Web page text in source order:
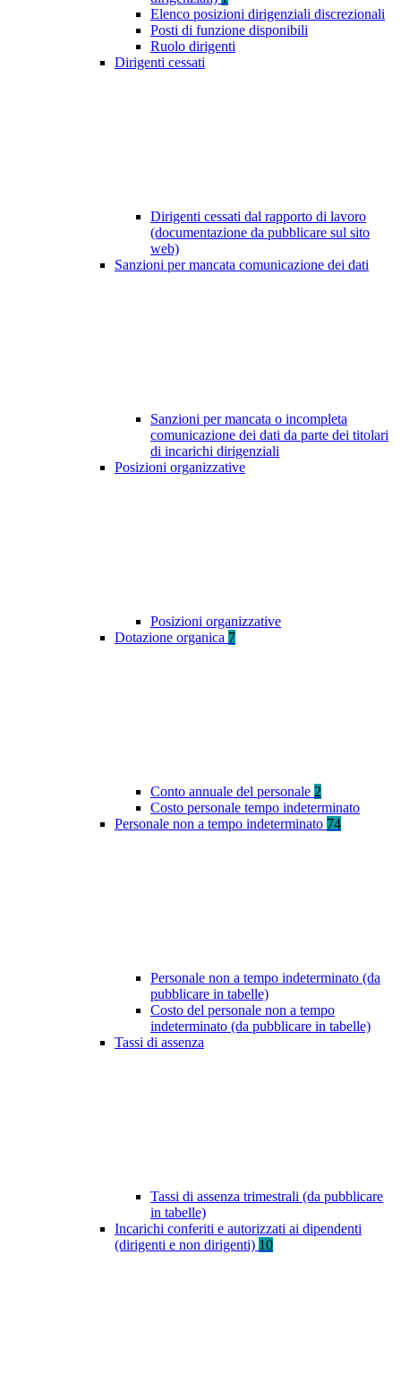
Elenco posizioni dirigenziali discrezionali
Posti di funzione disponibili
Ruolo dirigenti
Dirigenti cessati
Dirigenti cessati dal rapporto di lavoro
(documentazione da pubblicare sul sito
web)
Sanzioni per mancata comunicazione dei dati
Sanzioni per mancata o incompleta
comunicazione dei dati da parte dei titolari
di incarichi dirigenziali
Posizioni organizzative
Posizioni organizzative
Dotazione organica 7
Conto annuale del personale 2
Costo personale tempo indeterminato
Personale non a tempo indeterminato 74
Personale non a tempo indeterminato (da
pubblicare in tabelle)
Costo del personale non a tempo
indeterminato (da pubblicare in tabelle)
Tassi di assenza
Tassi di assenza trimestrali (da pubblicare
in tabelle)
Incarichi conferiti e autorizzati ai dipendenti
(dirigenti e non dirigenti) 10